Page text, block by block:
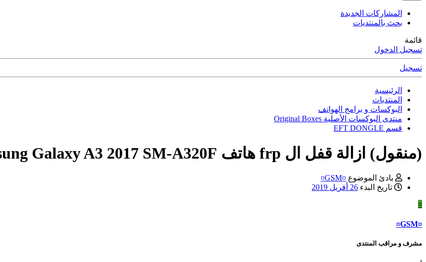
المشاركات الجديدة
بحث بالمنتديات
قائمة
تسجيل الدخول
تسجيل
الرئيسية
المنتديات
البوكسات و برامج الهواتف
منتدى البوكسات الأصلية Original Boxes
قسم EFT DONGLE
(منقول) ازالة قفل ال frp هاتف Samsung Galaxy A3 2017 SM-A320F
بادئ الموضوع ¤GSM¤
تاريخ البدء 26 أفريل 2019
¤
¤GSM¤
مشرف و مراقب المنتدى